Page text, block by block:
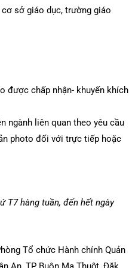
cơ sở giáo dục, trường giáo
được chấp nhận- khuyến khích
ngành liên quan theo yêu cầu
photo đối với trực tiếp hoặc
T7 hàng tuần, đến hết ngày
Tổ chức Hành chính Quản